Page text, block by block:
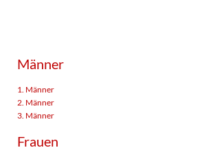
Männer
1. Männer
2. Männer
3. Männer
Frauen